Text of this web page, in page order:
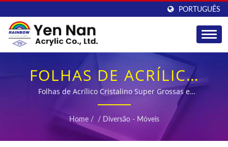
PORTUGUÊS
FOLHAS DE ACRÍLICO
FUNDIDO PARA MÓVEIS
E APLICAÇÕES DE
DIVERSÃO
Folhas de Acrílico Cristalino Super Grossas e
Estabilizadas UV para Design de Móveis Premium
Home / / Diversão - Móveis